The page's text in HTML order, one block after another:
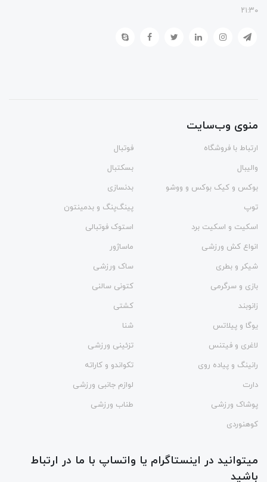
۲۱:۳۰
منوی وب‌سایت
ارتباط با فروشگاه
فوتبال
والیبال
بسکتبال
بوکس و کیک بوکس و ووشو
بدنسازی
توپ
پینگ‌پنگ و بدمينتون
اسکیت و اسکیت برد
استوک فوتبالی
انواع کش ورزشی
ماساژور
شیکر و بطری
ساک ورزشی
بازی و سرگرمی
کتونی سالنی
زانوبند
کشتی
یوگا و پیلاتس
شنا
لاغری و فیتنس
تزئینی ورزشی
رانینگ و پیاده روی
تکواندو و کاراته
دارت
لوازم جانبی ورزشی
پوشاک ورزشی
طناب ورزشی
کوهنوردی
میتوانید در اینستاگرام یا واتساپ با ما در ارتباط
باشید